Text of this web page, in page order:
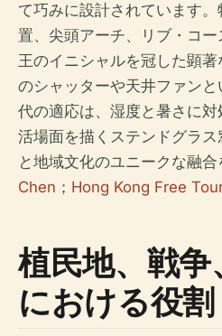
て巧みに設計されています
置、尖頭アーチ、リブ・コ
王のイニシャルを冠した顕
のシャッターや天井ファン
代の適応は、湿度と暑さに
活場面を描くステンドグラ
と地域文化のユニークな融
Chen ； Hong Kong Free
植民地、戦
における役割